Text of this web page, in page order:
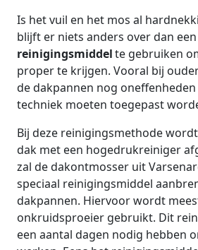
Is het vuil en het mos al
blijft er niets anders over dan een
reinigingsmiddelte gebruiken
proper te krijgen. Vooral bij
de dakpannen nog
techniek moeten toegepast
Bij deze reinigingsmethode
dak met een hogedrukreiniger
zal de dakontmosser uit
speciaal reinigingsmiddel
dakpannen. Hiervoor wordt
onkruidsproeier gebruikt. Dit
een aantal dagen nodig hebben